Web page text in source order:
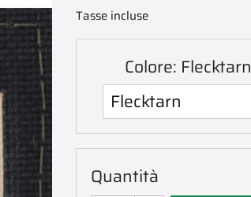
Tasse incluse
Colore: Flecktarn
Quantità